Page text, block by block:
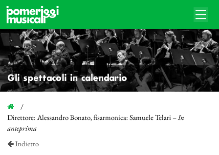
Gli spettacoli in calendario
Direttore: Alessandro Bonato, fisarmonica: Samuele Telari –In
anteprima
Indietro